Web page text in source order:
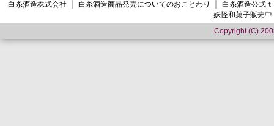
白糸酒造株式会社
白糸酒造商品発売についてのおことわり
白糸酒造公式
妖怪和菓子販売中
Copyright (C)